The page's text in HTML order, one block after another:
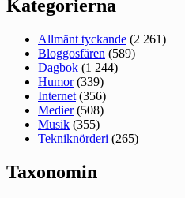
Kategorierna
Allmänt tyckande (2 261)
Bloggosfären (589)
Dagbok (1 244)
Humor(339)
Internet (356)
Medier(508)
Musik (355)
Tekniknörderi (265)
Taxonomin